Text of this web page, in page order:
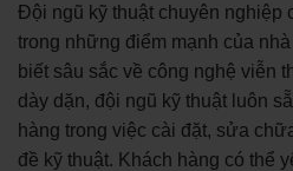
Đội ngũ kỹ thuật chuyên nghiệp
trong những điểm mạnh của
biết sâu sắc về công nghệ viễn
dày dặn, đội ngũ kỹ thuật luôn
hàng trong việc cài đặt, sửa
đề kỹ thuật. Khách hàng có thể